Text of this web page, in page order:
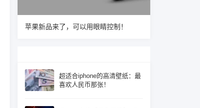
苹果新品来了，可以用眼睛控制！
超适合iphone的高清壁纸：最
喜欢人民币那张！